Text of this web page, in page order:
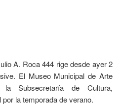
A. Roca 444 rige desde ayer 2
El Museo Municipal de Arte
la Subsecretaría de Cultura,
la temporada de verano.